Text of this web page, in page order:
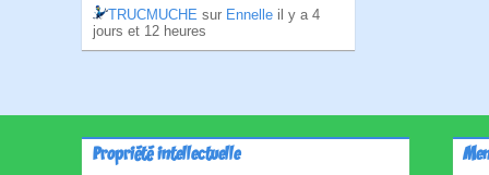
TRUCMUCHE sur Ennelle il y a 4
jours et 12 heures
Propriété intellectuelle